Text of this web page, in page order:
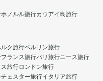
ホノルル旅行カウアイ島旅行
ク旅行ベルリン旅行
フランス旅行パリ旅行ニース旅行
旅行ロンドン旅行
チェスター旅行イタリア旅行